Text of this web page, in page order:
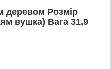
деревом Розмір
вушка) Вага 31,9